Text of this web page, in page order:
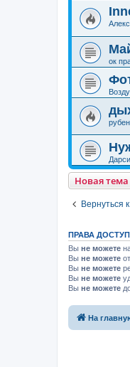
ок
рубен
Новая тема
Вернуться
ПРАВА
Вы не можете
Вы не можете
Вы не можете
Вы не можете
Вы не можете
На